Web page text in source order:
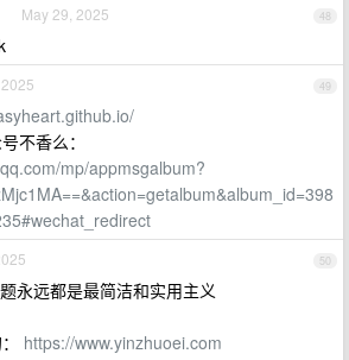
48
May 29, 2025
49
不香么：
mp/appmsgalbum?
50
永远都是最简洁和实用主义
https://www.yinzhuoei.com